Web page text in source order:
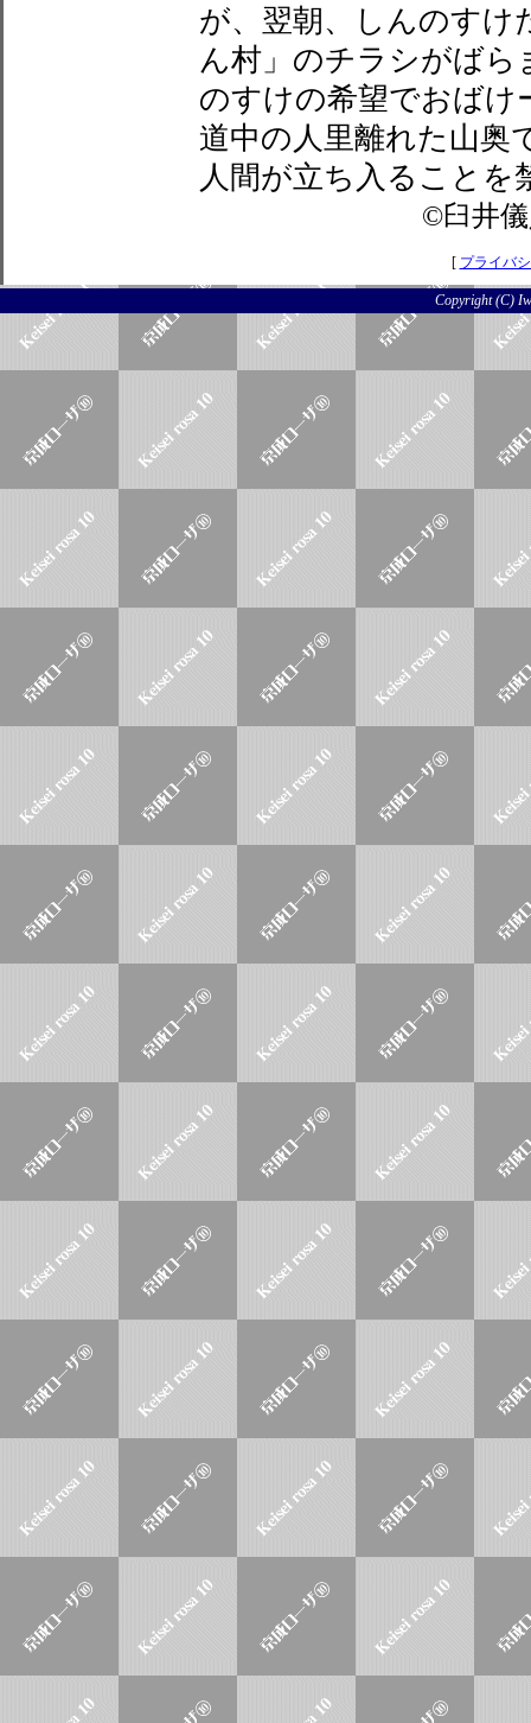
が、翌朝、しんのすけ
ん村」のチラシがば
のすけの希望でおばけ
道中の人里離れた山奥
人間が立ち入ることを
©臼井
[ プライバ
Copyright (C)